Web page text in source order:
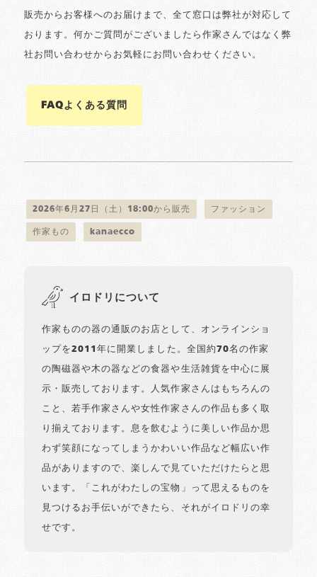
販売からお客様へのお届けまで、全て窓口は弊社が対応して
おります。何かご質問がございましたら作家さんではなく弊
社お問い合わせからお気軽にお問い合わせください。
FAQよくある質問
2026年6月27日（土）18:00から販売 ファッション
作家もの kanaecco
イロドリについて
作家ものの器の通販のお店として、オンラインショ
ップを2011年に開業しました。全国約70名の作家
の陶磁器や木の器などの食器や生活雑貨を中心に展
示・販売しております。人気作家さんはもちろんの
こと、若手作家さんや女性作家さんの作品も多く取
り揃えております。息を飲むように美しい作品か思
わず笑顔になってしまうかわいい作品など幅広い作
品がありますので、楽しんで見ていただけたらと思
います。「これがわたしの宝物」って思えるものを
見つけるお手伝いができたら、それがイロドリの幸
せです。